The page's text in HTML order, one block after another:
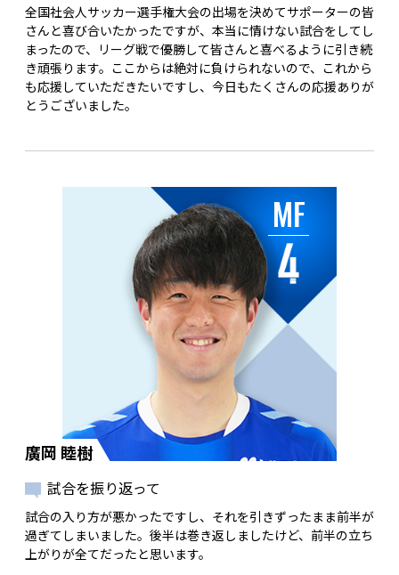
全国社会人サッカー選手権大会の出場を決めてサポーターの皆
さんと喜び合いたかったですが、本当に情けない試合をしてし
まったので、リーグ戦で優勝して皆さんと喜べるように引き続
き頑張ります。ここからは絶対に負けられないので、これから
も応援していただきたいですし、今日もたくさんの応援ありが
とうございました。
MF
廣岡 睦樹
試合を振り返って
試合の入り方が悪かったですし、それを引きずったまま前半が
過ぎてしまいました。後半は巻き返しましたけど、前半の立ち
上がりが全てだったと思います。